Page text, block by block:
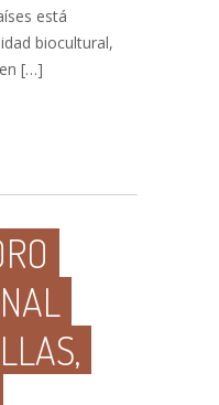
está
biocultural,
[…]